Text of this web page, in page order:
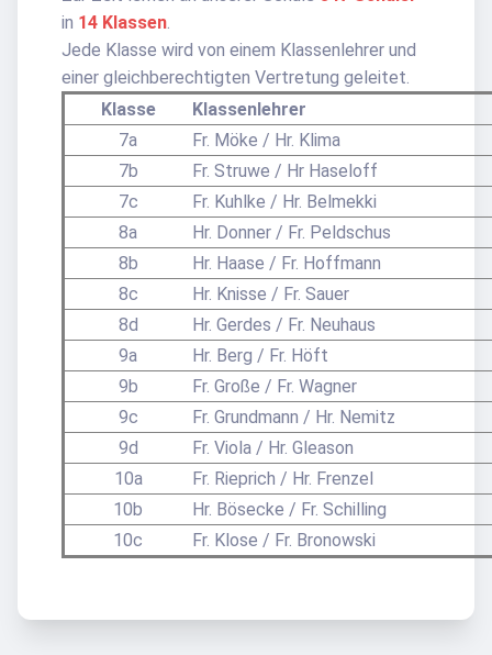
in 14 Klassen
Jede Klasse wird von einem Klassenlehrer und
einer gleichberechtigten Vertretung geleitet.
Klasse
Klassenlehrer
7a
Fr. Möke / Hr. Klima
7b
Fr. Struwe / Hr Haseloff
7c
Fr. Kuhlke / Hr. Belmekki
8a
Hr. Donner / Fr. Peldschus
8b
Hr. Haase / Fr. Hoffmann
8c
Hr. Knisse / Fr. Sauer
8d
Hr. Gerdes / Fr. Neuhaus
9a
Hr. Berg / Fr. Höft
9b
Fr. Große / Fr. Wagner
9c
Fr. Grundmann / Hr. Nemitz
9d
Fr. Viola / Hr. Gleason
10a
Fr. Rieprich / Hr. Frenzel
10b
Hr. Bösecke / Fr. Schilling
10c
Fr. Klose / Fr. Bronowski